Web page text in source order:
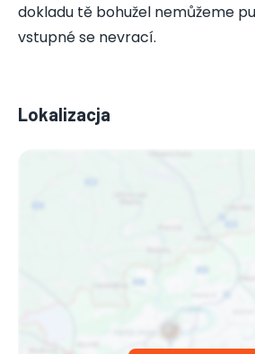
dokladu tě bohužel nemůžeme
vstupné se nevrací.
Lokalizacja